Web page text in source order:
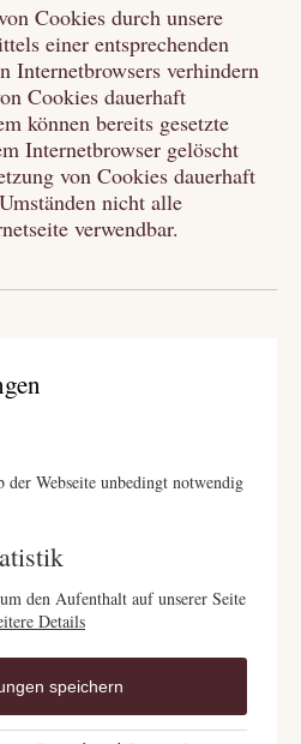
Cookies durch unsere
einer entsprechenden
Internetbrowsers verhindern
Cookies dauerhaft
können bereits gesetzte
Internetbrowser gelöscht
von Cookies dauerhaft
nicht alle
verwendbar.
Webseite unbedingt notwendig
den Aufenthalt auf unserer Seite
Details
speichern